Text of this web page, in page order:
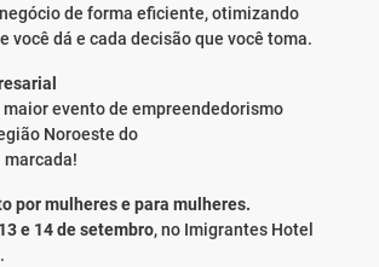
de forma eficiente, otimizando
você dá e cada decisão que você toma.
maior evento de empreendedorismo
Noroeste do
marcada!
por mulheres e para mulheres.
13 e 14 de setembro, no Imigrantes Hotel